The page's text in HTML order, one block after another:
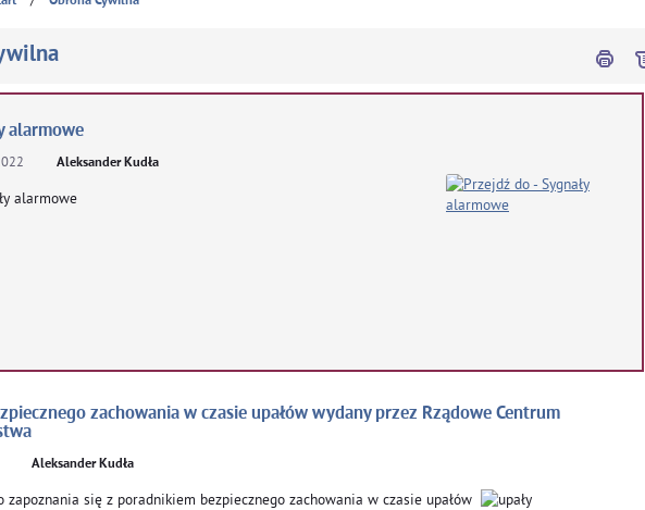
alarmowe
Aleksander Kudła
zachowania w czasie upałów wydany przez Rządowe Centrum
Aleksander Kudła
zapoznania się z poradnikiem bezpiecznego zachowania w czasie upałów